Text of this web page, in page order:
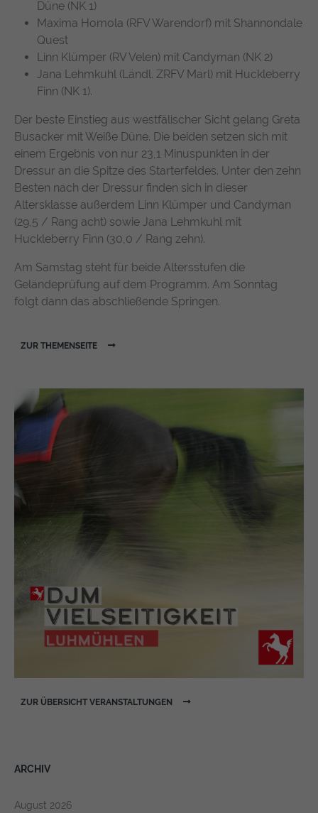
ARCHIV
August 2026
Düne (NK 1)
Maxima Homola (RFV Warendorf) mit Shannondale
Quest
Linn Klümper (RV Velen) mit Candyman (NK 2)
Jana Lehmkuhl (Ländl. ZRFV Marl) mit Huckleberry
Finn (NK 1).
Der beste Einstieg aus westfälischer Sicht gelang Greta
Busacker mit Weiße Düne. Die beiden setzen sich mit
einem Ergebnis von nur 23,1 Minuspunkten in der
Dressur an die Spitze des Starterfeldes. Unter den zehn
Besten nach der Dressur finden sich in dieser
Altersklasse außerdem Linn Klümper und Candyman
(29,5 / Rang acht) sowie Jana Lehmkuhl mit
Huckleberry Finn (30,0 / Rang zehn).
Am Samstag steht für beide Altersstufen die
Geländeprüfung auf dem Programm. Am Sonntag
folgt dann das abschließende Springen.
ZUR THEMENSEITE
ZUR ÜBERSICHT VERANSTALTUNGEN
Anbieter TYPO3
Laufzeit 1 Jahr
Zweck
Enthält die gewählten Tracking-Optin-
Zweck
Website und welche Seiten gelesen
Name
Anbieter Matomo
Laufzeit 30 Minuten
Wird von Matomo Analytics Platform
während der Sitzung nachzuverfolgen.
suchen. Ihre Interaktionen werden anonymisiert, um Ihre
Privatsphäre zu schützen und gleichzeitig den Service zu
verbessern.
Name chatbase_anon_id
Anbieter
Laufzeit Session
Zweck
Der Cookie unterstützt die Funktionalität
des Chatbots, indem er anonymisierte
Daten erfasst, um Ihre Erfahrung zu
verbessern und den Service für alle
Nutzer optimal zu gestalten.
Cookie-Informationen anzeigen
Bestimmte Funktionen dienen dazu, Inhalte oder Angebote
(z.B. Videos, Karten), die auf anderen Webseiten (YouTube,
Google Maps) veröffentlicht sind, auch auf unserer
Webseite anzuzeigen und wiederzugeben.
Name YouTube
Anbieter
Google Ireland Limited, Gordon House,
Barrow Street, Dublin 4, Ireland
Laufzeit 1 Jahr
Wird verwendet, um YouTube-Inhalte zu
Cookie-Informationen anzeigen